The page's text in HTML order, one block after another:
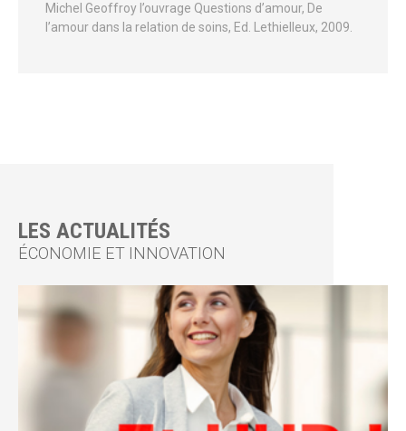
Michel Geoffroy l’ouvrage Questions d’amour, De
l’amour dans la relation de soins, Ed. Lethielleux, 2009.
LES ACTUALITÉS
ÉCONOMIE ET INNOVATION